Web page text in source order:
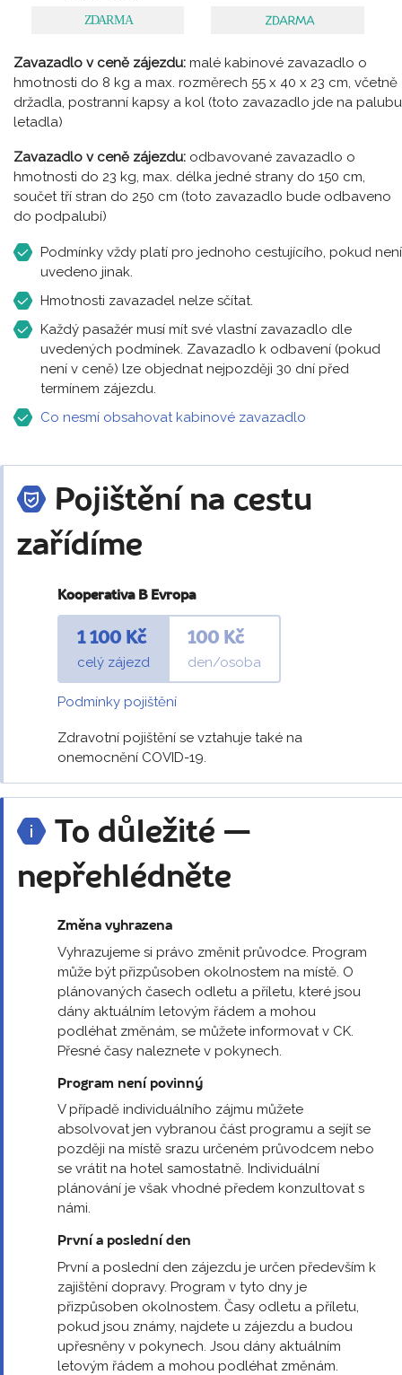
Zavazadlo v ceně zájezdu: malé kabinové zavazadlo o
hmotnosti do 8 kg a max. rozměrech 55 x 40 x 23 cm, včetně
držadla, postranní kapsy a kol (toto zavazadlo jde na palubu
letadla)
Zavazadlo v ceně zájezdu: odbavované zavazadlo o
hmotnosti do 23 kg, max. délka jedné strany do 150 cm,
součet tří stran do 250 cm (toto zavazadlo bude odbaveno
do podpalubí)
Podmínky vždy platí pro jednoho cestujícího, pokud není
uvedeno jinak.
Hmotnosti zavazadel nelze sčítat.
Každý pasažér musí mít své vlastní zavazadlo dle
uvedených podmínek. Zavazadlo k odbavení (pokud
není v ceně) lze objednat nejpozději 30 dní před
termínem zájezdu.
Co nesmí obsahovat kabinové zavazadlo
Pojištění na cestu
zařídíme
Kooperativa B Evropa
1 100 Kč
celý zájezd
100 Kč
den/osoba
Podmínky pojištění
Zdravotní pojištění se vztahuje také na
onemocnění COVID-19.
To důležité —
nepřehlédněte
Změna vyhrazena
Vyhrazujeme si právo změnit průvodce. Program
může být přizpůsoben okolnostem na místě. O
plánovaných časech odletu a příletu, které jsou
dány aktuálním letovým řádem a mohou
podléhat změnám, se můžete informovat v CK.
Přesné časy naleznete v pokynech.
Program není povinný
V případě individuálního zájmu můžete
absolvovat jen vybranou část programu a sejít se
později na místě srazu určeném průvodcem nebo
se vrátit na hotel samostatně. Individuální
plánování je však vhodné předem konzultovat s
námi.
První a poslední den
První a poslední den zájezdu je určen především k
zajištění dopravy. Program v tyto dny je
přizpůsoben okolnostem. Časy odletu a příletu,
pokud jsou známy, najdete u zájezdu a budou
upřesněny v pokynech. Jsou dány aktuálním
letovým řádem a mohou podléhat změnám.